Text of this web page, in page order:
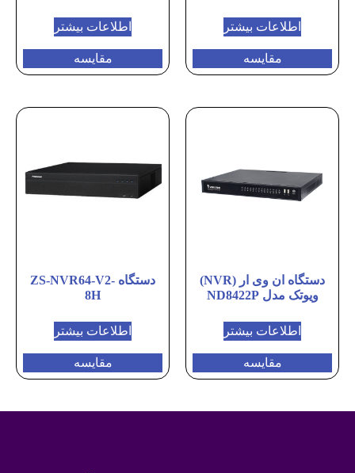
اطلاعات بیشتر
مقایسه
اطلاعات بیشتر
مقایسه
دستگاه ان وی ار (NVR)
ویوتک مدل ND8422P
اطلاعات بیشتر
مقایسه
دستگاه ZS-NVR64-V2-
8H
اطلاعات بیشتر
مقایسه